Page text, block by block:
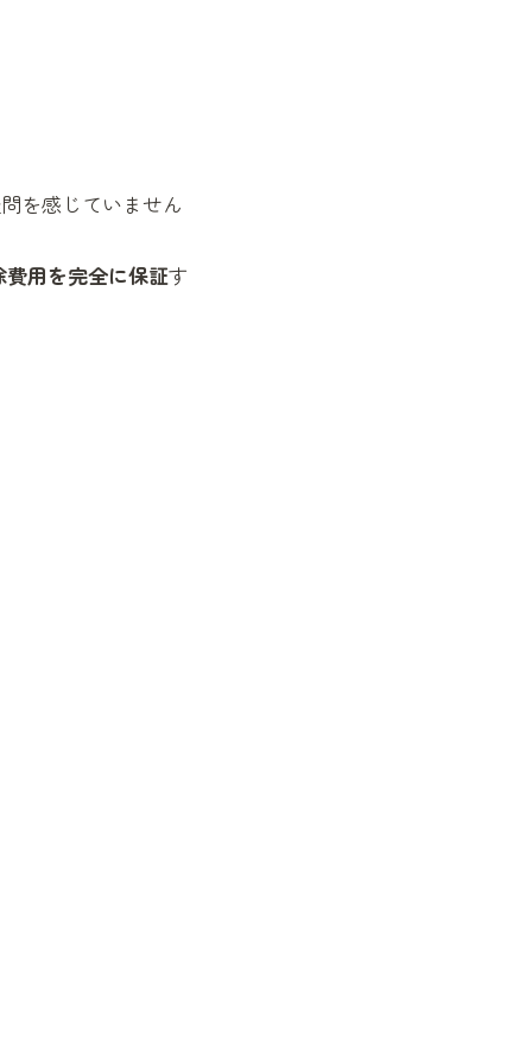
を感じていません
用を完全に保証す